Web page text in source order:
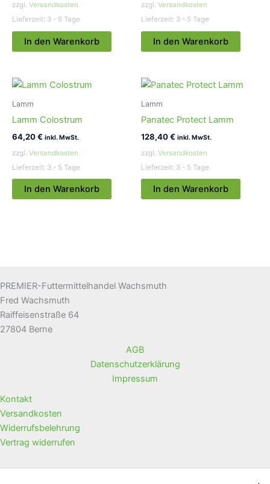
zzgl. Versandkosten
Lieferzeit: 3 - 5 Tage
In den Warenkorb
zzgl. Versandkosten
Lieferzeit: 3 - 5 Tage
In den Warenkorb
Lamm
Lamm Colostrum
64,20€ inkl. MwSt.
zzgl. Versandkosten
Lieferzeit: 3 - 5 Tage
In den Warenkorb
Lamm
Panatec Protect Lamm
128,40€ inkl. MwSt.
zzgl. Versandkosten
Lieferzeit: 3 - 5 Tage
In den Warenkorb
PREMIER-Futtermittelhandel Wachsmuth
Fred Wachsmuth
Raiffeisenstraße 64
27804 Berne
AGB
Datenschutzerklärung
Impressum
Kontakt
Versandkosten
Widerrufsbelehrung
Vertrag widerrufen